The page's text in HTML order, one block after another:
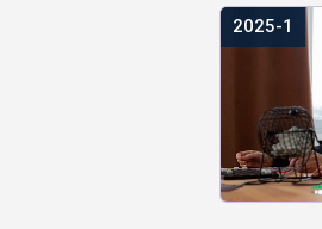
2025-1